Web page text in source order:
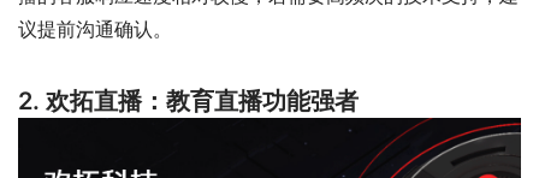
议提前沟通确认。
2. 欢拓直播：教育直播功能强者